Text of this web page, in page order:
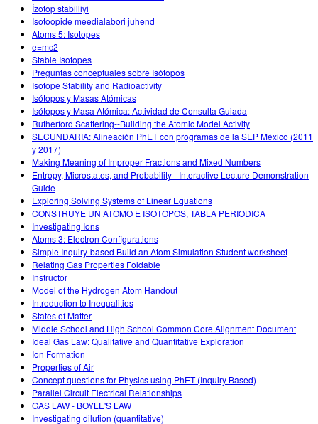
İzotop stabilliyi
Isotoopide meedialabori juhend
Atoms 5: Isotopes
e=mc2
Stable Isotopes
Preguntas conceptuales sobre Isótopos
Isotope Stability and Radioactivity
Isótopos y Masas Atómicas
Isótopos y Masa Atómica: Actividad de Consulta Guiada
Rutherford Scattering--Building the Atomic Model Activity
SECUNDARIA: Alineación PhET con programas de la SEP México (2011
y 2017)
Making Meaning of Improper Fractions and Mixed Numbers
Entropy, Microstates, and Probability - Interactive Lecture Demonstration
Guide
Exploring Solving Systems of Linear Equations
CONSTRUYE UN ATOMO E ISOTOPOS, TABLA PERIODICA
Investigating Ions
Atoms 3: Electron Configurations
Simple Inquiry-based Build an Atom Simulation Student worksheet
Relating Gas Properties Foldable
Instructor
Model of the Hydrogen Atom Handout
Introduction to Inequalities
States of Matter
Middle School and High School Common Core Alignment Document
Ideal Gas Law: Qualitative and Quantitative Exploration
Ion Formation
Properties of Air
Concept questions for Physics using PhET (Inquiry Based)
Parallel Circuit Electrical Relationships
GAS LAW - BOYLE'S LAW
Investigating dilution (quantitative)